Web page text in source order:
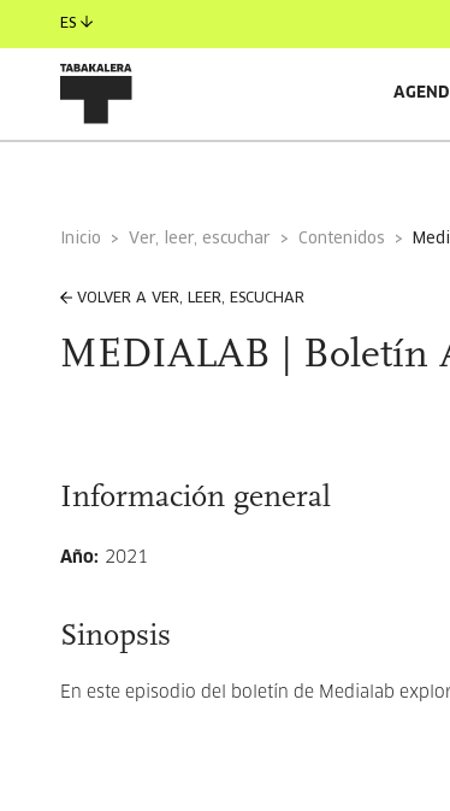
ES
Inicio Ver, leer, escuchar Contenidos
VOLVER A VER, LEER, ESCUCHAR
MEDIALAB | Boletín
Información general
Año: 2021
Sinopsis
En este episodio del boletín de Medialab